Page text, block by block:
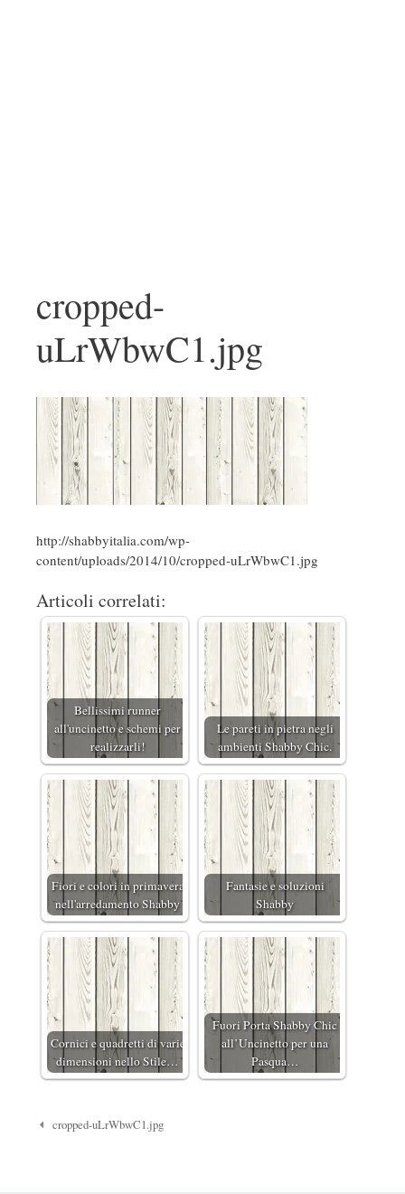
cropped-
uLrWbwC1.jpg
http://shabbyitalia.com/wp-
content/uploads/2014/10/cropped-uLrWbwC1.jpg
Articoli correlati:
Bellissimi runner
all'uncinetto e schemi per
realizzarli!
Le pareti in pietra negli
ambienti Shabby Chic.
Fiori e colori in primavera
nell'arredamento Shabby
Fantasie e soluzioni
Shabby
Cornici e quadretti di varie
dimensioni nello Stile…
Fuori Porta Shabby Chic
all’Uncinetto per una
Pasqua…
Navigazione
cropped-uLrWbwC1.jpg